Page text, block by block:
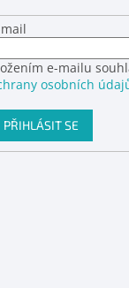
e-mailu
osobních
PŘIHLÁSIT SE